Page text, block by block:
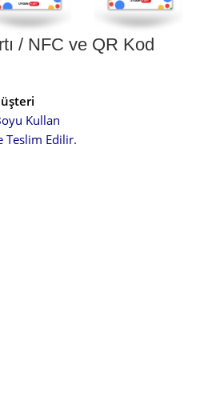
/ NFC ve QR Kod
Kullan
Teslim Edilir.